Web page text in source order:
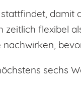
flexibel
sechs